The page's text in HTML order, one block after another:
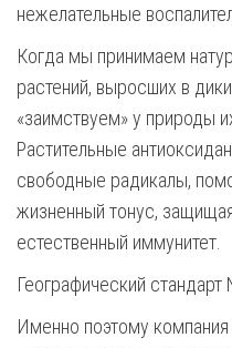
нежелательные
Когда мы принимаем
растений, выросших в
«заимствуем» у природы
Растительные
свободные радикалы,
жизненный тонус,
естественный иммунитет.
Географический стандарт
Именно поэтому компания